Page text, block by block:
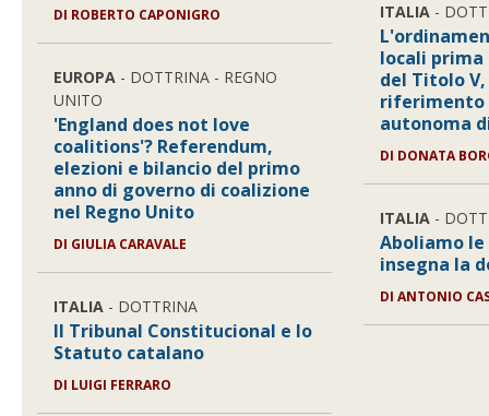
DI ROBERTO CAPONIGRO
EUROPA - DOTTRINA - REGNO
UNITO
'England does not love
coalitions'? Referendum,
elezioni e bilancio del primo
anno di governo di coalizione
nel Regno Unito
DI GIULIA CARAVALE
ITALIA - DOTTRINA
Il Tribunal Constitucional e lo
Statuto catalano
DI LUIGI FERRARO
ITALIA -
locali
del Titolo
riferimento
autonoma
DI DONATA
ITALIA -
Aboliamo le
insegna la
DI ANTONIO